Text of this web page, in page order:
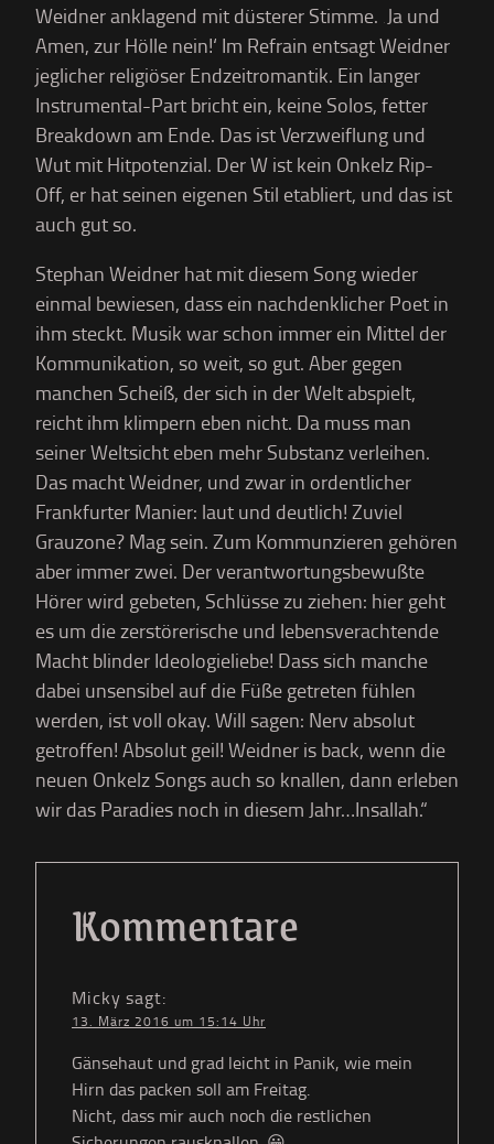
Weidner anklagend mit düsterer Stimme. ‚Ja und
Amen, zur Hölle nein!‘ Im Refrain entsagt Weidner
jeglicher religiöser Endzeitromantik. Ein langer
Instrumental-Part bricht ein, keine Solos, fetter
Breakdown am Ende. Das ist Verzweiflung und
Wut mit Hitpotenzial. Der W ist kein Onkelz Rip-
Off, er hat seinen eigenen Stil etabliert, und das ist
auch gut so.
Stephan Weidner hat mit diesem Song wieder
einmal bewiesen, dass ein nachdenklicher Poet in
ihm steckt. Musik war schon immer ein Mittel der
Kommunikation, so weit, so gut. Aber gegen
manchen Scheiß, der sich in der Welt abspielt,
reicht ihm klimpern eben nicht. Da muss man
seiner Weltsicht eben mehr Substanz verleihen.
Das macht Weidner, und zwar in ordentlicher
Frankfurter Manier: laut und deutlich! Zuviel
Grauzone? Mag sein. Zum Kommunzieren gehören
aber immer zwei. Der verantwortungsbewußte
Hörer wird gebeten, Schlüsse zu ziehen: hier geht
es um die zerstörerische und lebensverachtende
Macht blinder Ideologieliebe! Dass sich manche
dabei unsensibel auf die Füße getreten fühlen
werden, ist voll okay. Will sagen: Nerv absolut
getroffen! Absolut geil! Weidner is back, wenn die
neuen Onkelz Songs auch so knallen, dann erleben
wir das Paradies noch in diesem Jahr…Insallah.“
Kommentare
Micky sagt:
13. März 2016 um 15:14 Uhr
Gänsehaut und grad leicht in Panik, wie mein
Hirn das packen soll am Freitag.
Nicht, dass mir auch noch die restlichen